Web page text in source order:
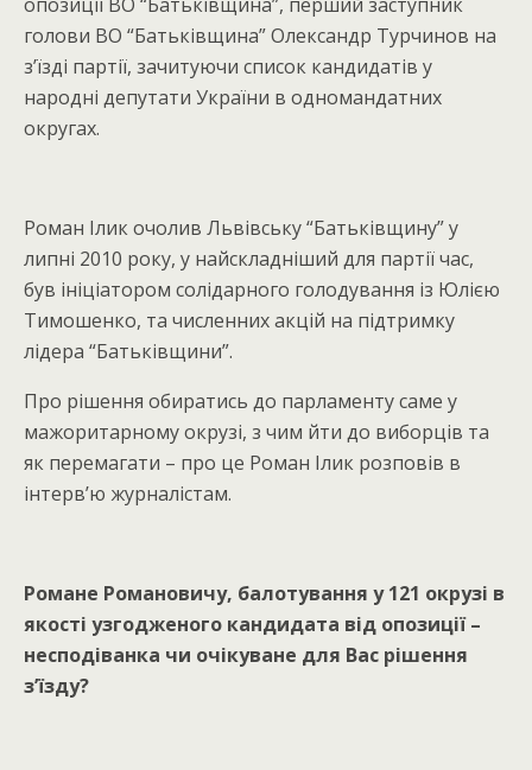
голови ВО “Батьківщина” Олександр Турчинов на
з’їзді партії, зачитуючи список кандидатів у
народні депутати України в одномандатних
округах.
Роман Ілик очолив Львівську “Батьківщину” у
липні 2010 року, у найскладніший для партії час,
був ініціатором солідарного голодування із Юлією
Тимошенко, та численних акцій на підтримку
лідера “Батьківщини”.
Про рішення обиратись до парламенту саме у
мажоритарному окрузі, з чим йти до виборців та
як перемагати – про це Роман Ілик розповів в
інтерв’ю журналістам.
Романе Романовичу, балотування у 121 окрузі в
якості узгодженого кандидата від опозиції –
несподіванка чи очікуване для Вас рішення
з’їзду?